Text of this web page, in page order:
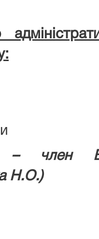
– член
Н.О.)